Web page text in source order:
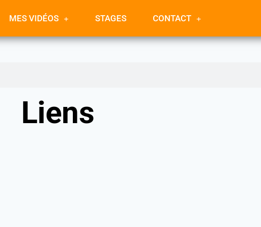
MES VIDÉOS STAGES CONTACT
Liens